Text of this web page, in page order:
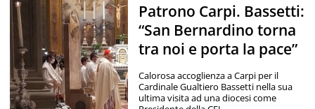
Patrono Carpi. Bassetti:
“San Bernardino torna
tra noi e porta la pace”
Calorosa accoglienza a Carpi per il
Cardinale Gualtiero Bassetti nella sua
ultima visita ad una diocesi come